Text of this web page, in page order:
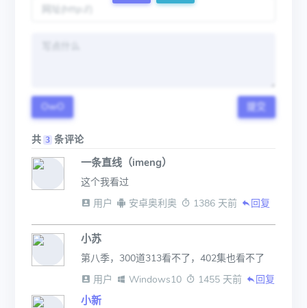
OwO
共 3 条评论
一条直线（imeng）
这个我看过
用户
安卓奥利奥 1386 天前 回复
小苏
第八季，300道313看不了，402集也看不了
用户
Windows10 1455 天前 回复
小新